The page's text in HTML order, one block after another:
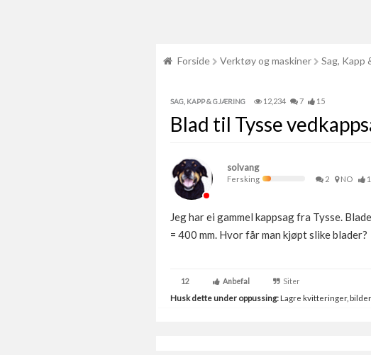
Forside Verktøy og maskiner Sag, Kapp
SAG, KAPP & GJÆRING 12,234 7 15
Blad til Tysse
solvang
Fersking 2 NO
Jeg har ei gammel kappsag fra Tysse.
= 400 mm. Hvor får man kjøpt slike blader?
12 Anbefal Siter
Husk dette under oppussing:Lagre kvitteringer, bilder